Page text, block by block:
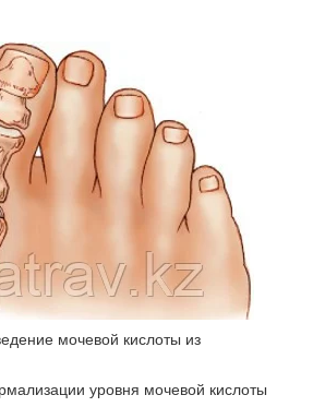
мочевой кислоты из
уровня мочевой кислоты